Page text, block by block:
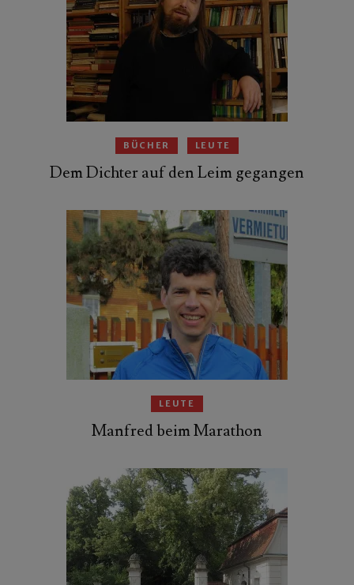
BÜCHER LEUTE
Dem Dichter auf den Leim gegangen
LEUTE
Manfred beim Marathon